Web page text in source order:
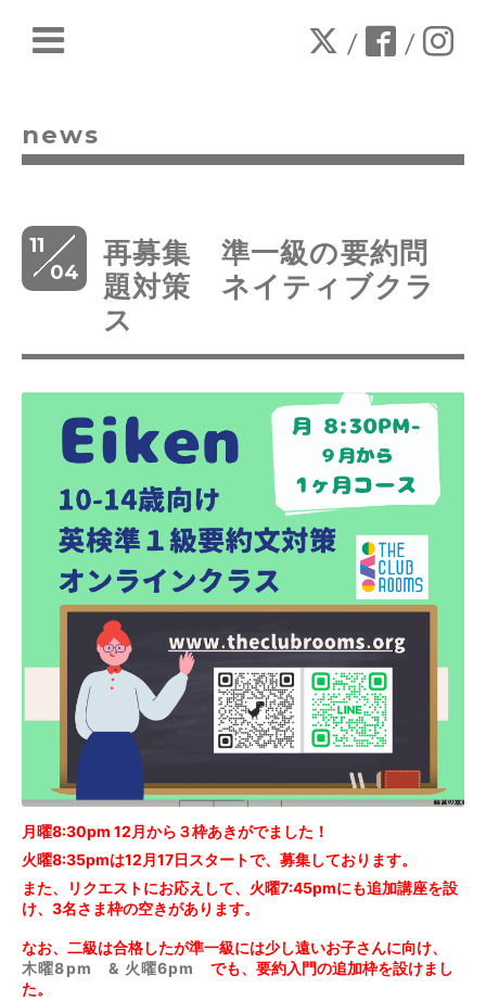
/ /
news
11
04
再募集 準一級の要約問
題対策 ネイティブクラ
ス
月曜8:30pm 12月から３枠あきがでました！
火曜8:35pmは12月17日スタートで、募集しております。
また、リクエストにお応えして、火曜7:45pmにも追加講座を設
け、3名さま枠の空きがあります。
なお、二級は合格したが準一級には少し遠いお子さんに向け、
木曜8pm　& 火曜6pm
でも、要約入門の追加枠を設けまし
た。